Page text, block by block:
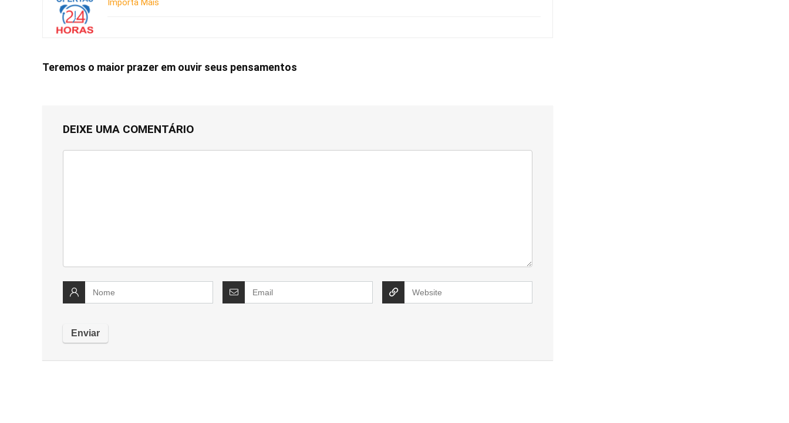
Importa Mais
Teremos o maior prazer em ouvir seus pensamentos
DEIXE UMA COMENTÁRIO